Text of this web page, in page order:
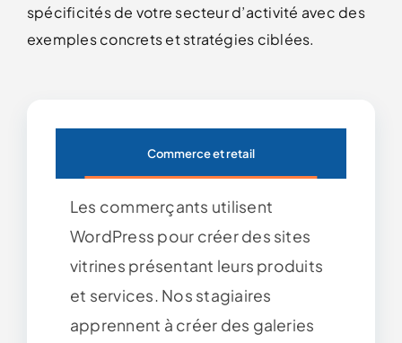
spécificités de votre secteur d’activité avec des
exemples concrets et stratégies ciblées.
Commerce et retail
Les commerçants utilisent
WordPress pour créer des sites
vitrines présentant leurs produits
et services. Nos stagiaires
apprennent à créer des galeries